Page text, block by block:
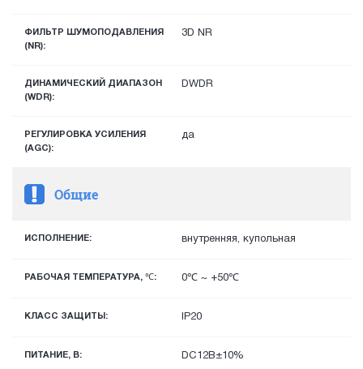
ФИЛЬТР ШУМОПОДАВЛЕНИЯ
(NR):
3D NR
ДИНАМИЧЕСКИЙ ДИАПАЗОН
(WDR):
DWDR
РЕГУЛИРОВКА УСИЛЕНИЯ
(AGC):
да
Общие
ИСПОЛНЕНИЕ: внутренняя, купольная
РАБОЧАЯ ТЕМПЕРАТУРА, ℃: 0℃ ~ +50℃
КЛАСС ЗАЩИТЫ: IP20
ПИТАНИЕ, В: DC12В±10%